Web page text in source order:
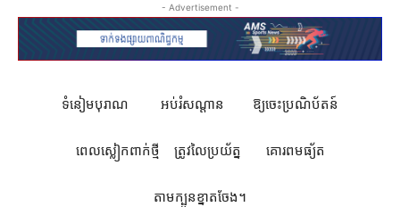
- Advertisement -
ទំនៀមបុរាណ អប់រំសណ្តាន ឱ្យចេះប្រណិប័តន៍
ពេលស្លៀកពាក់ថ្មី ត្រូវលៃប្រយ័ត្ន គោរពមធ្យ័ត
តាមក្បួនខ្នាតចែង។